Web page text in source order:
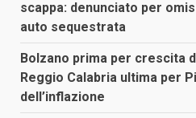
scappa: denunciato per
auto sequestrata
Bolzano prima per crescita
Reggio Calabria ultima per
dell’inflazione